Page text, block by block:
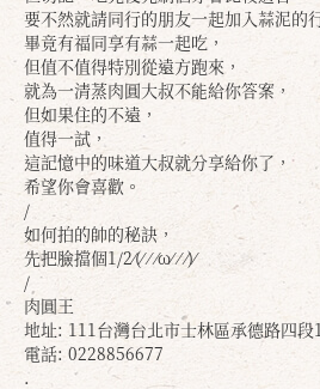
要不然就請同行的朋友一起加入蒜泥的
畢竟有福同享有蒜一起吃，
但值不值得特別從遠方跑來，
就為一清蒸肉圓大叔不能給你答案，
但如果住的不遠，
值得一試，
這記憶中的味道大叔就分享給你了，
希望你會喜歡。
/
如何拍的帥的秘訣，
先把臉擋個1/2⁄(⁄ ⁄ ⁄ω⁄ ⁄ ⁄)⁄
/
肉圓王
地址: 111台灣台北市士林區承德路四段
電話: 0228856677
.